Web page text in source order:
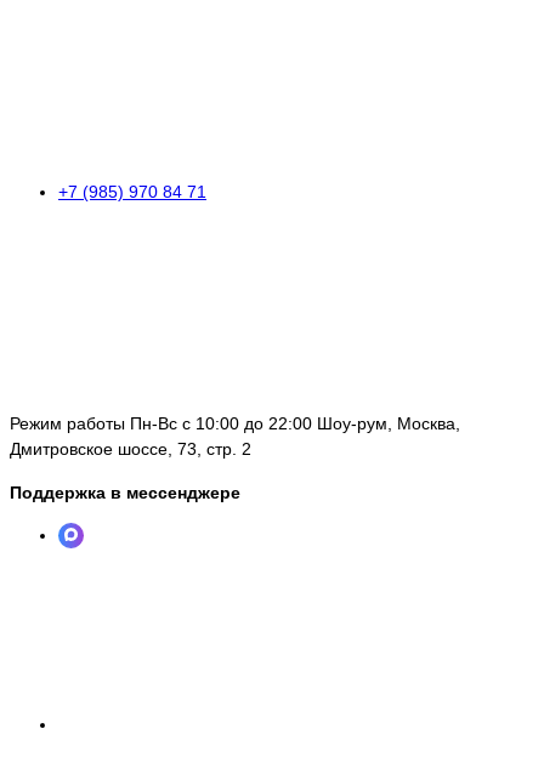
+7 (985) 970 84 71
Режим работы Пн-Вс с 10:00 до 22:00 Шоу-рум, Москва,
Дмитровское шоссе, 73, стр. 2
Поддержка в мессенджере